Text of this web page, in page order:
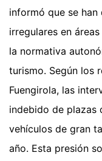
informó que se
irregulares en
la normativa
turismo. Según los
Fuengirola, las
indebido de plazas
vehículos de gran
año. Esta presión